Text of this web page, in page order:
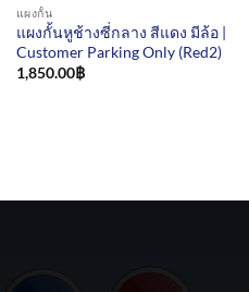
แผงกั้น
แผงกั้นหูช้างซี่กลาง สีแดง มีล้อ |
Customer Parking Only (Red2)
1,850.00฿